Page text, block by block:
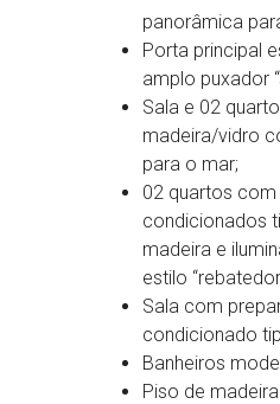
panorâmica
Porta principal
amplo puxador
Sala e 02
madeira/vidro
para o mar;
02 quartos
condicionados
madeira e
estilo
Sala com
condicionado
Banheiros
Piso de